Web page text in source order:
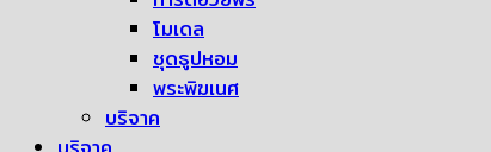
โมเดล
ชุดธูปหอม
พระพิฆเนศ
บริจาค